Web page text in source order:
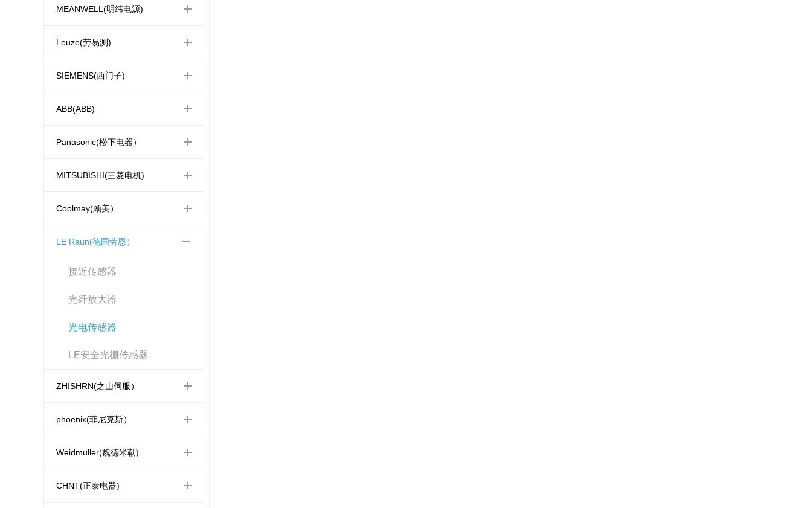
MEANWELL(明纬电源)
Leuze(劳易测)
SIEMENS(西门子)
ABB(ABB)
Panasonic(松下电器）
MITSUBISHI(三菱电机)
Coolmay(顾美）
LE Raun(德国劳恩）
接近传感器
光纤放大器
光电传感器
LE安全光栅传感器
ZHISHRN(之山伺服）
phoenix(菲尼克斯）
Weidmuller(魏德米勒)
CHNT(正泰电器)